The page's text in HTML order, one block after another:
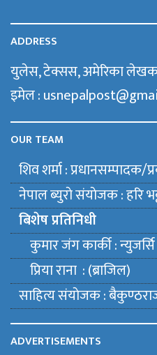
ADDRESS
युलेस, टेक्सस, अमेरिका लेखक
इमेल :
OUR TEAM
शिव शर्मा : प्रधानसम्पादक/
नेपाल ब्युराे संयाेजक : हरि
बिशेष प्रतिनिधी
कुमार जंग कार्की :
प्रिया राना : (ब्राजिल)
साहित्य संयाेजक :
ADVERTISEMENTS